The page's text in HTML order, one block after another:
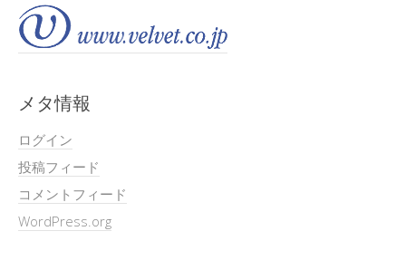
メタ情報
ログイン
投稿フィード
コメントフィード
WordPress.org